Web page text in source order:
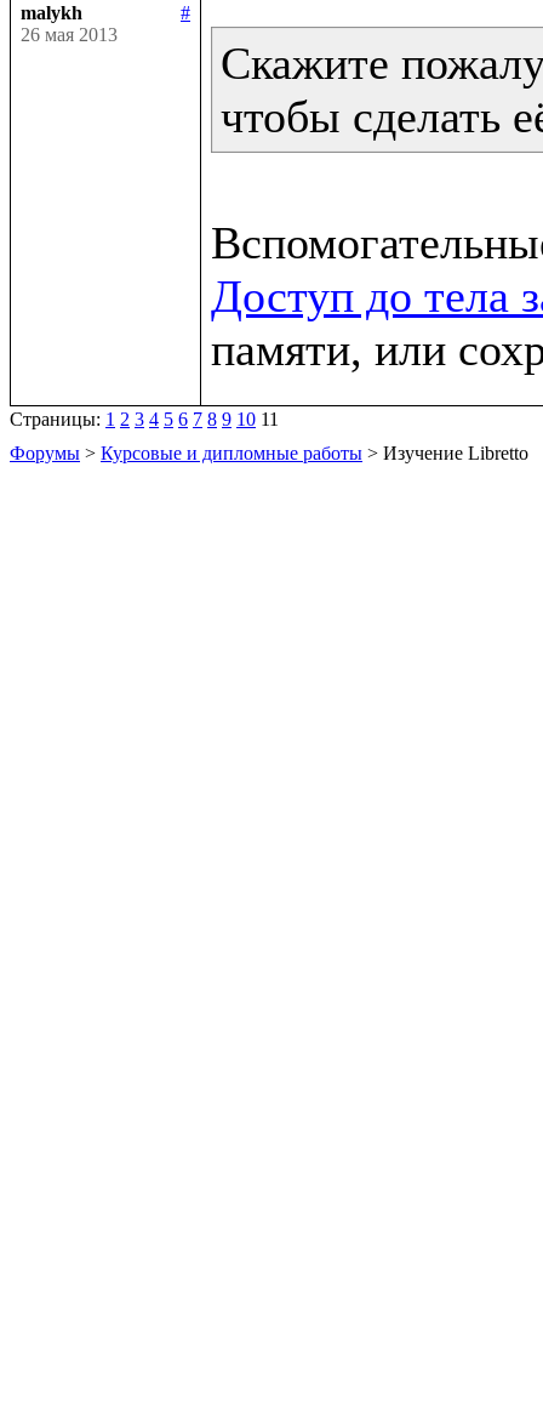
malykh
#
26 мая 2013
Скажите
чтобы сделать
Доступ до тела
памяти, или
Страницы: 1 2 3 4 5 6 7 8 9 10 11
Форумы > Курсовые и дипломные работы > Изучение Libretto